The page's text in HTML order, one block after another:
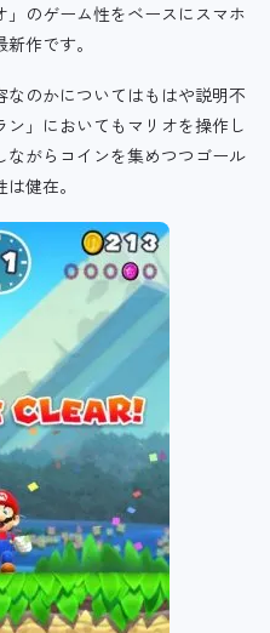
のゲーム性をベースにスマホ
作です。
なのかについてはもはや説明不
」においてもマリオを操作し
ながらコインを集めつつゴール
健在。